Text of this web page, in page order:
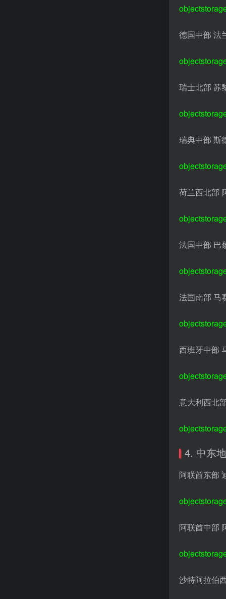
德国中部 法
瑞士北部 苏
瑞典中部 斯
荷兰西北部
法国中部 巴
法国南部 马
西班牙中部
意大利西北
4. 中东
阿联酋东部
阿联酋中部
沙特阿拉伯